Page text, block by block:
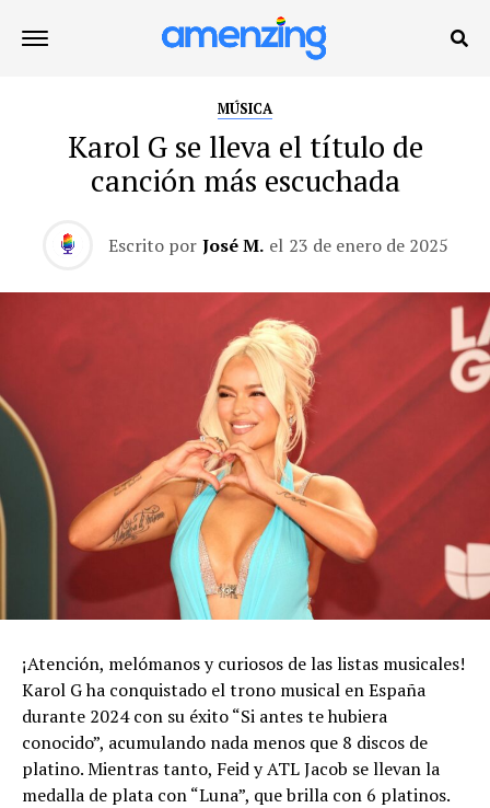
MÚSICA
Karol G se lleva el título de
canción más escuchada
Escrito por José M. el 23 de enero de 2025
¡Atención, melómanos y curiosos de las listas musicales!
Karol G ha conquistado el trono musical en España
durante 2024 con su éxito “Si antes te hubiera
conocido”, acumulando nada menos que 8 discos de
platino. Mientras tanto, Feid y ATL Jacob se llevan la
medalla de plata con “Luna”, que brilla con 6 platinos.